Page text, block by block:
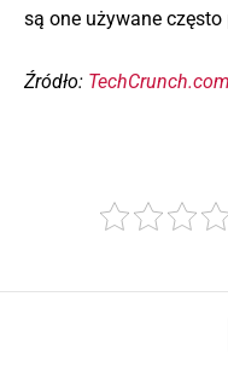
są one używane
Źródło: TechCrunch.com